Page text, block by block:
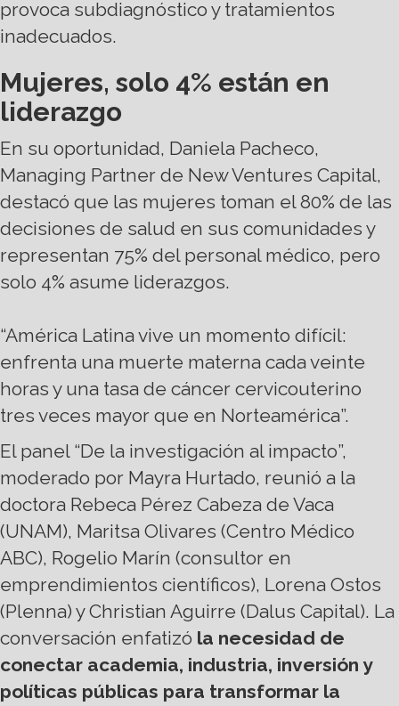
provoca subdiagnóstico y tratamientos
inadecuados.
Mujeres, solo 4% están en
liderazgo
En su oportunidad, Daniela Pacheco,
Managing Partner de New Ventures Capital,
destacó que las mujeres toman el 80% de las
decisiones de salud en sus comunidades y
representan 75% del personal médico, pero
solo 4% asume liderazgos.
“América Latina vive un momento difícil:
enfrenta una muerte materna cada veinte
horas y una tasa de cáncer cervicouterino
tres veces mayor que en Norteamérica”.
El panel “De la investigación al impacto”,
moderado por Mayra Hurtado, reunió a la
doctora Rebeca Pérez Cabeza de Vaca
(UNAM), Maritsa Olivares (Centro Médico
ABC), Rogelio Marín (consultor en
emprendimientos científicos), Lorena Ostos
(Plenna) y Christian Aguirre (Dalus Capital). La
conversación enfatizó la necesidad de
conectar academia, industria, inversión y
políticas públicas para transformar la